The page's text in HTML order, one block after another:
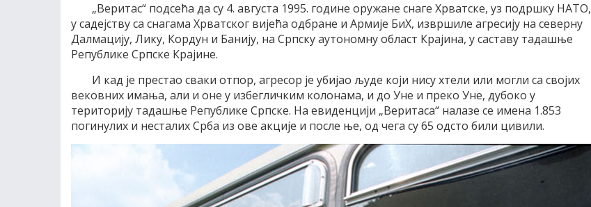
„Веритас“ подсећа да су 4. августа 1995. године оружане снаге Хрватске, уз подршку НАТО,
у садејству са снагама Хрватског вијећа одбране и Армије БиХ, извршиле агресију на северну
Далмацију, Лику, Кордун и Банију, на Српску аутономну област Крајина, у саставу тадашње
Републике Српске Крајине.
И кад је престао сваки отпор, агресор је убијао људе који нису хтели или могли са својих
вековних имања, али и оне у избегличким колонама, и до Уне и преко Уне, дубоко у
територију тадашње Републике Српске. На евиденцији „Веритаса“ налазе се имена 1.853
погинулих и несталих Срба из ове акције и после ње, од чега су 65 одсто били цивили.